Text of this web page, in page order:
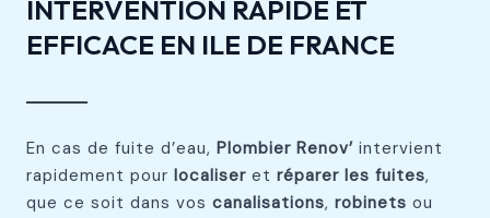
INTERVENTION RAPIDE ET
EFFICACE EN ILE DE FRANCE
En cas de fuite d’eau, Plombier Renov’ intervient
rapidement pour localiser et réparer les fuites,
que ce soit dans vos canalisations, robinets ou